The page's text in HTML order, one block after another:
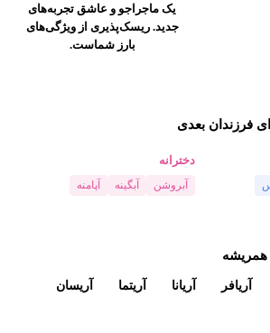
یک ماجراجو و عاشق تجربه‌های
جدید. ریسک‌پذیری از ویژگی‌های
بارز شماست.
فرزندان بعدی
دخترانه
آبروشن آبگینه آپامنه
آریافر آریانا آریتما
آریسان